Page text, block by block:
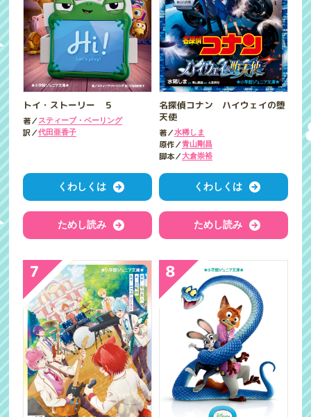
トイ・ストーリー ５
著／スティーブ・ベーリング
訳／代田亜香子
くわしくは
ためし読み
名探偵コナン ハイウェイの堕
天使
著／水稀しま
原作／青山剛昌
脚本／大倉崇裕
くわしくは
ためし読み